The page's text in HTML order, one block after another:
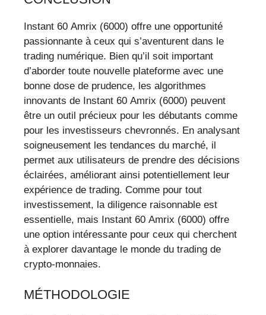
Instant 60 Amrix (6000) offre une opportunité
passionnante à ceux qui s’aventurent dans le
trading numérique. Bien qu’il soit important
d’aborder toute nouvelle plateforme avec une
bonne dose de prudence, les algorithmes
innovants de Instant 60 Amrix (6000) peuvent
être un outil précieux pour les débutants comme
pour les investisseurs chevronnés. En analysant
soigneusement les tendances du marché, il
permet aux utilisateurs de prendre des décisions
éclairées, améliorant ainsi potentiellement leur
expérience de trading. Comme pour tout
investissement, la diligence raisonnable est
essentielle, mais Instant 60 Amrix (6000) offre
une option intéressante pour ceux qui cherchent
à explorer davantage le monde du trading de
crypto-monnaies.
MÉTHODOLOGIE